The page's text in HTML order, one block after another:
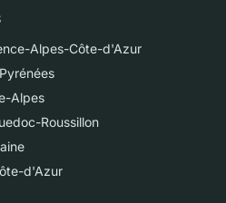
Alpes-Côte-d'Azur
Alpes
Roussillon
d'Azur